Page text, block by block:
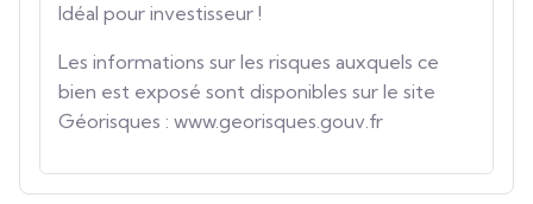
Idéal pour investisseur !
Les informations sur les risques auxquels ce
bien est exposé sont disponibles sur le site
Géorisques : www.georisques.gouv.fr